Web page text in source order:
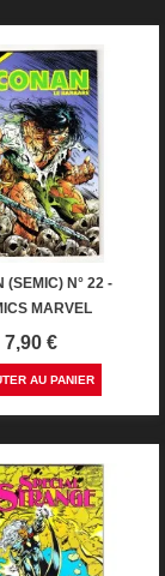
(SEMIC) N° 22 -
MARVEL
Prix
7,90 €
AU PANIER